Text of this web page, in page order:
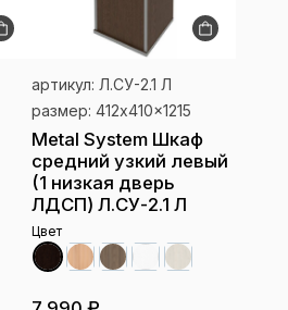
артикул: Л.СУ-2.1 Л
размер: 412x410x1215
Metal System Шкаф
средний узкий левый
(1 низкая дверь
ЛДСП) Л.СУ-2.1 Л
Цвет